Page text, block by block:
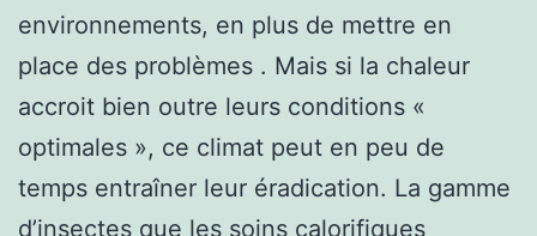
environnements, en plus de mettre en
place des problèmes . Mais si la chaleur
accroit bien outre leurs conditions «
optimales », ce climat peut en peu de
temps entraîner leur éradication. La gamme
d’insectes que les soins calorifiques